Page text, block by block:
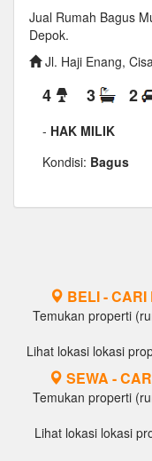
Jual Rumah Bagus
Depok.
Jl. Haji Enang,
4 3 2
- HAK MILIK
Kondisi: Bagus
BELI - CARI
Temukan properti
Lihat lokasi lokasi
SEWA -
Temukan properti
Lihat lokasi lokasi